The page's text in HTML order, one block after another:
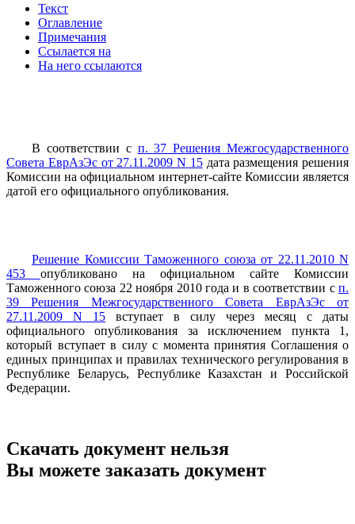
Текст
Оглавление
Примечания
Ссылается на
На него ссылаются
В соответствии с п. 37 Решения Межгосударственного
Совета ЕврАзЭс от 27.11.2009 N 15дата размещения решения
Комиссии на официальном интернет-сайте Комиссии является
датой его официального опубликования.
Решение Комиссии Таможенного союза от 22.11.2010 N
453 опубликовано на официальном сайте Комиссии
Таможенного союза 22 ноября 2010 года и в соответствии с п.
39 Решения Межгосударственного Совета ЕврАзЭс от
27.11.2009 N 15 вступает в силу через месяц с даты
официального опубликования за исключением пункта 1,
который вступает в силу с момента принятия Соглашения о
единых принципах и правилах технического регулирования в
Республике Беларусь, Республике Казахстан и Российской
Федерации.
Скачать документ нельзя
Вы можете заказать документ